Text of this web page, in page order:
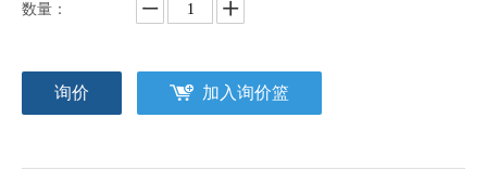
数量：
询价 加入询价篮